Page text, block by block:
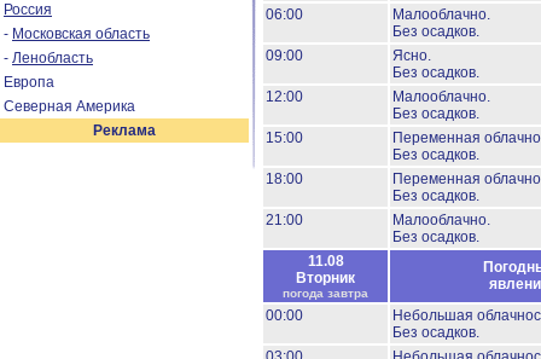
Россия
- Московская область
- Ленобласть
Европа
Северная Америка
Реклама
06:00
Малооблачно.
Без осадков.
09:00
Ясно.
Без осадков.
12:00
Малооблачно.
Без осадков.
15:00
Переменная
Без осадков.
18:00
Переменная
Без осадков.
21:00
Малооблачно.
Без осадков.
11.08
Вторник
погода завтра
00:00
Небольшая
Без осадков.